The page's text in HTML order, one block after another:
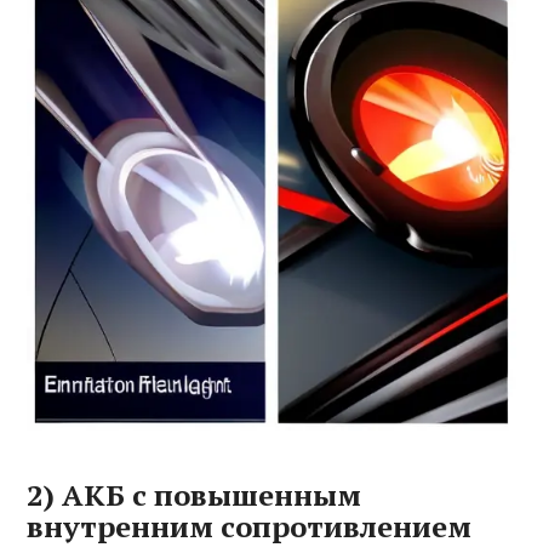
2) АКБ с повышенным
внутренним сопротивлением